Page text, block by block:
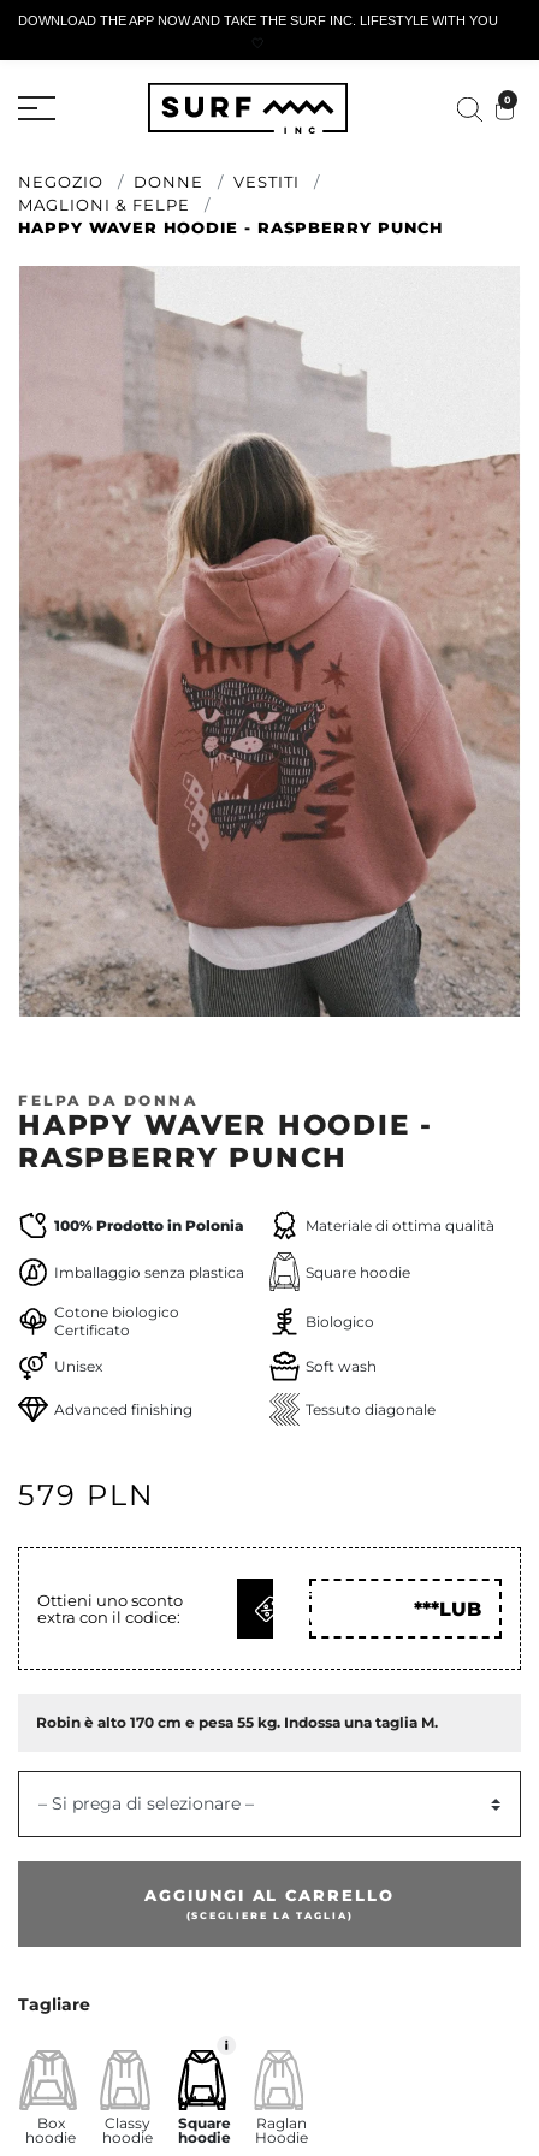
DOWNLOAD THE APP NOW AND TAKE THE SURF INC. LIFESTYLE WITH YOU
🤍
0
NEGOZIO DONNE
VESTITI
MAGLIONI & FELPE
HAPPY WAVER HOODIE - RASPBERRY PUNCH
FELPA DA DONNA
HAPPY WAVER HOODIE -
RASPBERRY PUNCH
100% Prodotto in Polonia Materiale di ottima qualità
Imballaggio senza plastica Square hoodie
Cotone biologico
Certificato
Biologico
Unisex Soft wash
Advanced finishing Tessuto diagonale
579 PLN
Ottieni uno sconto
extra con il codice:
OTTIENI
COD
***LUB
Robin è alto 170 cm e pesa 55 kg. Indossa una taglia M.
– Si prega di selezionare –
AGGIUNGI AL CARRELLO
(SCEGLIERE LA TAGLIA)
Tagliare
Box
hoodie
Classy
hoodie
Square
hoodie
Raglan
Hoodie
MODULO DI RESTITUZIONE ATTIVO